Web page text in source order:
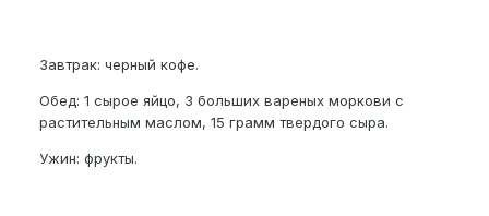
Завтрак: черный кофе.
Обед: 1 сырое яйцо, 3 больших вареных моркови с
растительным маслом, 15 грамм твердого сыра.
Ужин: фрукты.